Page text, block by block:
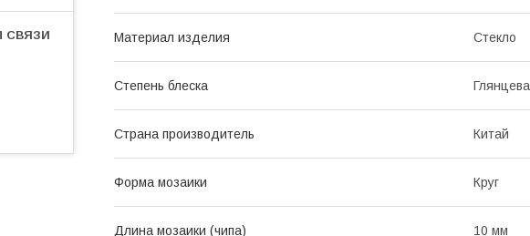
Материал изделия Стекло
Степень блеска
Страна производитель Китай
Форма мозаики Круг
Длина мозаики (чипа) 10 мм